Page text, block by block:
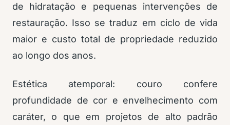
de hidratação e pequenas intervenções de
restauração. Isso se traduz em ciclo de vida
maior e custo total de propriedade reduzido
ao longo dos anos.
Estética atemporal: couro confere
profundidade de cor e envelhecimento com
caráter, o que em projetos de alto padrão